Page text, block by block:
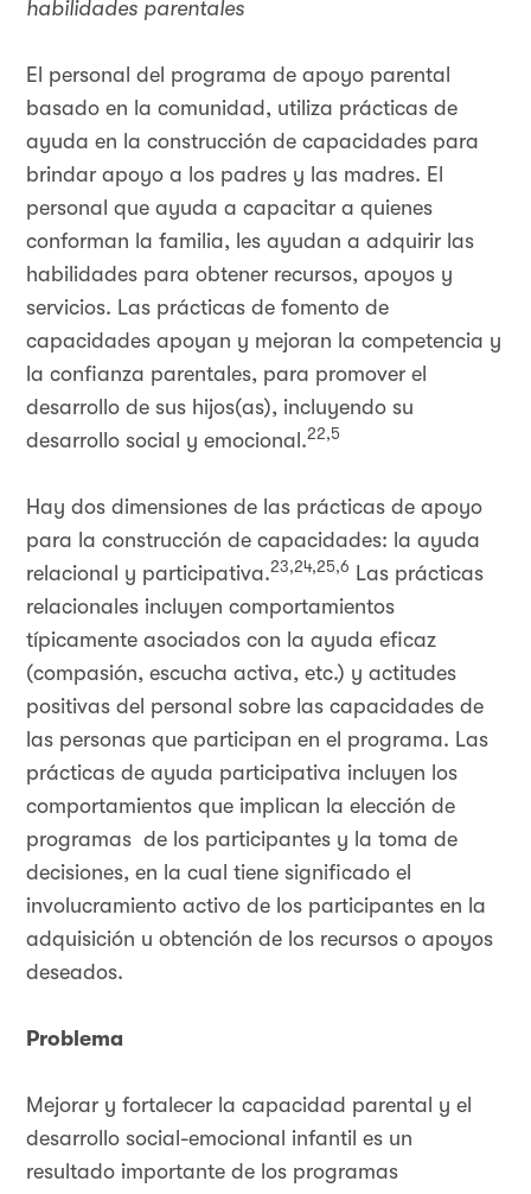
habilidades parentales
El personal del programa de apoyo parental
basado en la comunidad, utiliza prácticas de
ayuda en la construcción de capacidades para
brindar apoyo a los padres y las madres. El
personal que ayuda a capacitar a quienes
conforman la familia, les ayudan a adquirir las
habilidades para obtener recursos, apoyos y
servicios. Las prácticas de fomento de
capacidades apoyan y mejoran la competencia y
la confianza parentales, para promover el
desarrollo de sus hijos(as), incluyendo su
desarrollo social y emocional.22,5
Hay dos dimensiones de las prácticas de apoyo
para la construcción de capacidades: la ayuda
relacional y participativa.23,24,25,6 Las prácticas
relacionales incluyen comportamientos
típicamente asociados con la ayuda eficaz
(compasión, escucha activa, etc.) y actitudes
positivas del personal sobre las capacidades de
las personas que participan en el programa. Las
prácticas de ayuda participativa incluyen los
comportamientos que implican la elección de
programas de los participantes y la toma de
decisiones, en la cual tiene significado el
involucramiento activo de los participantes en la
adquisición u obtención de los recursos o apoyos
deseados.
Problema
Mejorar y fortalecer la capacidad parental y el
desarrollo social-emocional infantil es un
resultado importante de los programas